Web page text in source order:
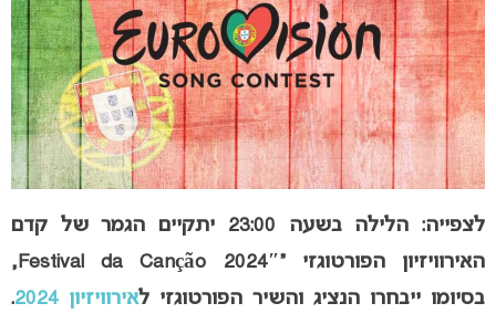
לצפייה: הלילה בשעה 23:00 יתקיים הגמר של קדם
האירוויזיון הפורטוגזי “
Festival da Canção 2024″,
בסיומו ייבחרו הנציג והשיר הפורטוגזי לאירוויזיון 2024
.